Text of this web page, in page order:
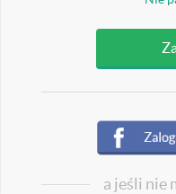
a jeśli nie